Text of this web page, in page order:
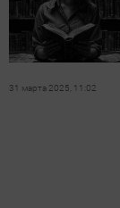
31 марта 2025, 11:02